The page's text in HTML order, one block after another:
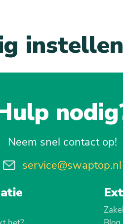
instellen
Neem snel contact op!
service@swaptop.nl